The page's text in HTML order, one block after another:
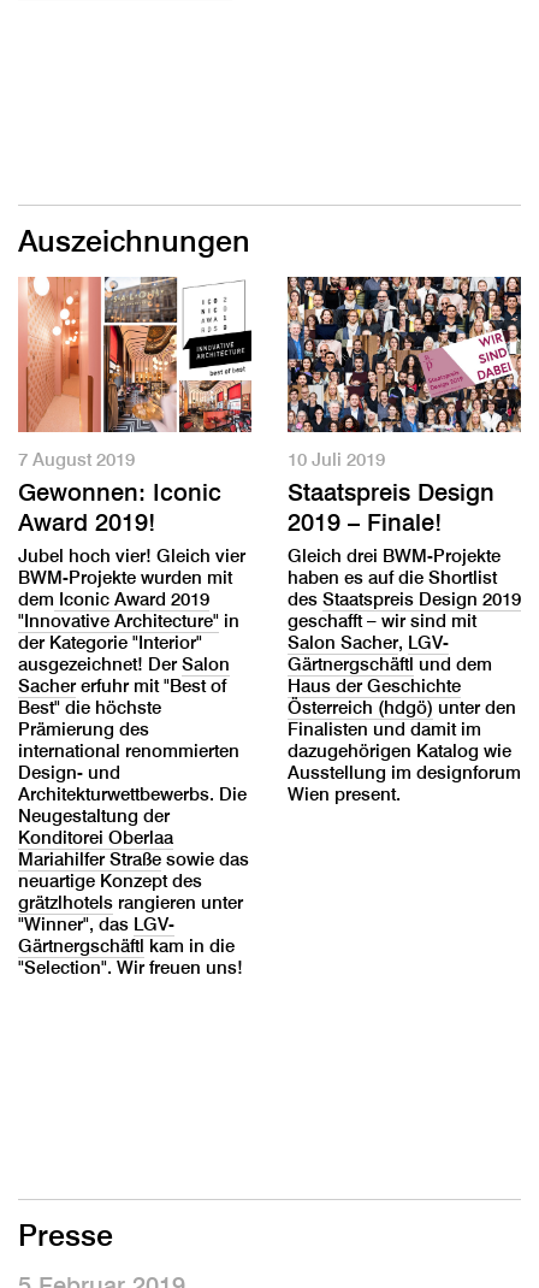
Auszeichnungen
7 August 2019
Gewonnen: Iconic
Award 2019!
Jubel hoch vier! Gleich vier
BWM-Projekte wurden mit
dem Iconic Award 2019
"Innovative Architecture" in
der Kategorie "Interior"
ausgezeichnet! DerSalon
Sachererfuhr mit "Best of
Best" die höchste
Prämierung des
international renommierten
Design- und
Architekturwettbewerbs. Die
Neugestaltung der
Konditorei Oberlaa
Mariahilfer Straße sowie das
neuartige Konzept des
grätzlhotels rangieren unter
"Winner", das LGV-
Gärtnergschäftl kam in die
"Selection". Wir freuen uns!
10 Juli 2019
Staatspreis Design
2019 – Finale!
Gleich drei BWM-Projekte
haben es auf die Shortlist
des Staatspreis Design 2019
geschafft – wir sind mit
Salon Sacher, LGV-
Gärtnergschäftl und dem
Haus der Geschichte
Österreich (hdgö) unter den
Finalisten und damit im
dazugehörigen Katalog wie
Ausstellung im designforum
Wien present.
Presse